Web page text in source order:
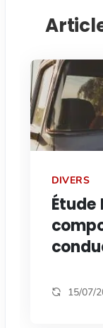
DIVERS
Étude
15/07/